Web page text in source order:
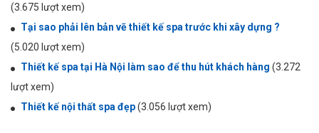
(3.675 lượt xem)
Tại sao phải lên bản vẽ thiết kế spa trước khi xây dựng ?
(5.020 lượt xem)
Thiết kế spa tại Hà Nội làm sao để thu hút khách hàng (3.272
lượt xem)
Thiết kế nội thất spa đẹp(3.056 lượt xem)